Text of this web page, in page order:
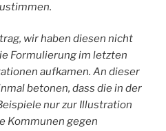
wir haben diesen nicht
Formulierung im letzten
aufkamen. An dieser
betonen, dass die in der
nur zur Illustration
Kommunen gegen